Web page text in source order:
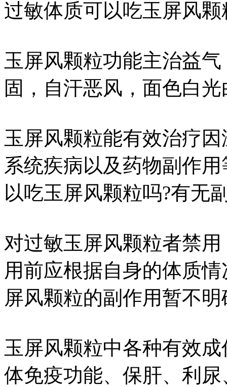
过敏体质可以吃玉屏风颗
玉屏风颗粒功能主治益
固，自汗恶风，面色白
玉屏风颗粒能有效治疗
系统疾病以及药物副作
以吃玉屏风颗粒吗?有无
对过敏玉屏风颗粒者禁
用前应根据自身的体质
屏风颗粒的副作用暂不
玉屏风颗粒中各种有效
体免疫功能、保肝、利